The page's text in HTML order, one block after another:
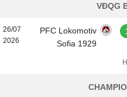
VĐQG
26/07
2026
PFC Lokomotiv
Sofia 1929